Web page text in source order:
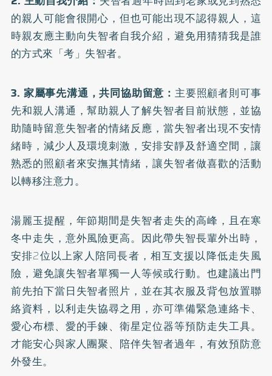
的親人可能會很開心，但也可能出現不認得親人，這
時親友應主動向失智者自我介紹，避免用猜猜我是誰
的方式來「考」失智者。
3. 家屬事先溝通，共同協助留意： 主要照顧者則可事
先和親人溝通，幫助親人了解失智者目前狀態，並協
助隨時留意失智者的情緒反應，當失智者出現不安情
緒時，減少人及環境刺激，安排安靜及舒適空間，讓
熟悉的照顧者來安撫其情緒，讓失智者做喜歡的活動
以轉移注意力。
湯麗玉提醒，年節期間是失智者走失的高峰，且在寒
冬中走失，意外風險更高。因此帶失智長輩外出時，
安排2位以上家人陪同長者，相互支援以降低走失風
險，避免讓失智者單獨一人等候或行動。也建議出門
前先拍下當日失智者照片，並在其衣服及背包放置聯
絡資料，以利走失協尋之用，亦可準備緊急連絡卡、
愛心布標、愛的手鍊、衛星定位器等預防走失工具。
才能安心與家人團聚、陪伴失智者過年，有效預防意
外發生。